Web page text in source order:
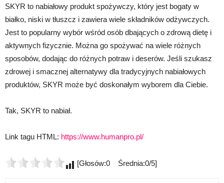
SKYR to nabiałowy produkt spożywczy, który jest bogaty w
białko, niski w tłuszcz i zawiera wiele składników odżywczych.
Jest to popularny wybór wśród osób dbających o zdrową dietę i
aktywnych fizycznie. Można go spożywać na wiele różnych
sposobów, dodając do różnych potraw i deserów. Jeśli szukasz
zdrowej i smacznej alternatywy dla tradycyjnych nabiałowych
produktów, SKYR może być doskonałym wyborem dla Ciebie.
Tak, SKYR to nabiał.
Link tagu HTML: https://www.humanpro.pl/
[Głosów:0 Średnia:0/5]